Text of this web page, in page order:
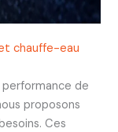
chauffe-eau
de
proposons
Ces